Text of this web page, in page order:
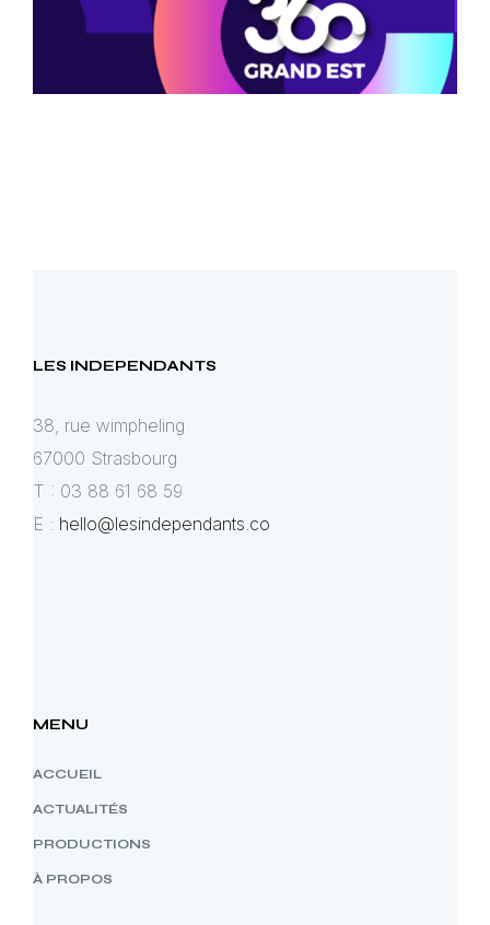
LES INDEPENDANTS
38, rue wimpheling
67000 Strasbourg
T : 03 88 61 68 59
E : hello@lesindependants.co
MENU
ACCUEIL
ACTUALITÉS
PRODUCTIONS
À PROPOS